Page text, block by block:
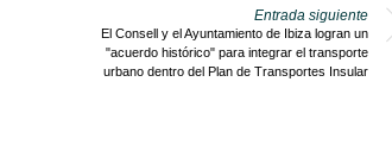
Entrada siguiente
El Consell y el Ayuntamiento de Ibiza logran un
"acuerdo histórico" para integrar el transporte
urbano dentro del Plan de Transportes Insular